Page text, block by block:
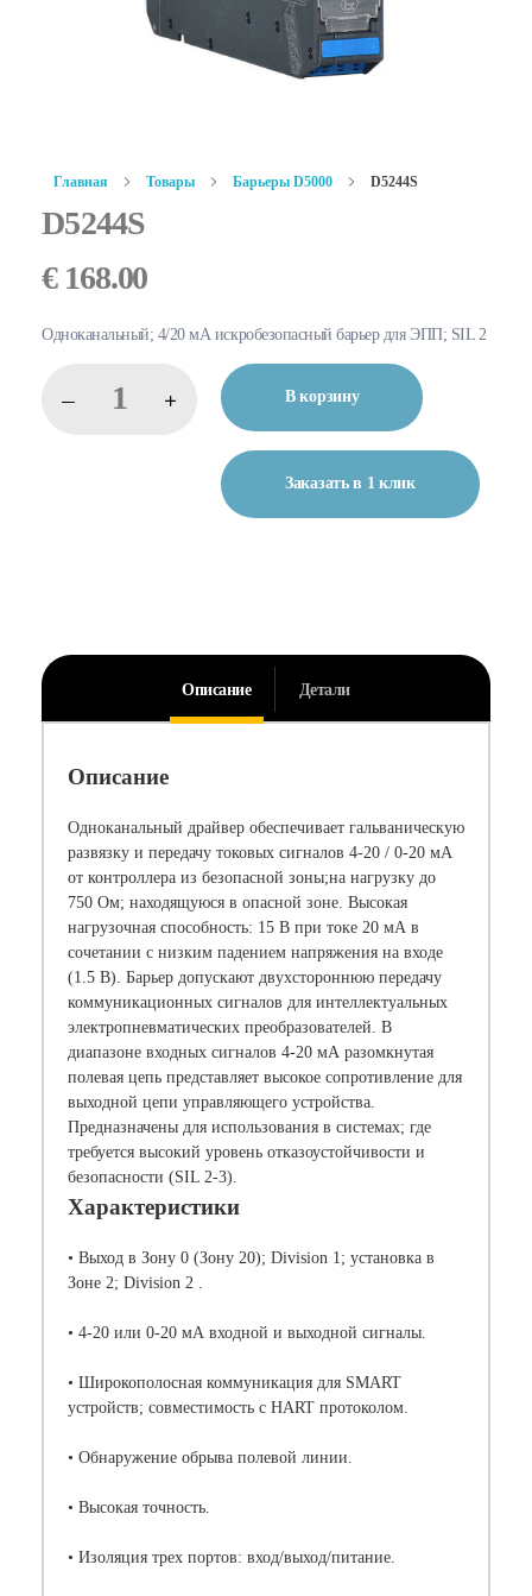
Главная Товары Барьеры D5000 D5244S
D5244S
€168.00
Одноканальный; 4/20 мА искробезопасный барьер для ЭПП; SIL 2
В корзину
Заказать в 1 клик
Описание Детали
Описание
Одноканальный драйвер обеспечивает гальваническую
развязку и передачу токовых сигналов 4-20 / 0-20 мА
от контроллера из безопасной зоны;на нагрузку до
750 Ом; находящуюся в опасной зоне. Высокая
нагрузочная способность: 15 В при токе 20 мА в
сочетании с низким падением напряжения на входе
(1.5 В). Барьер допускают двухстороннюю передачу
коммуникационных сигналов для интеллектуальных
электропневматических преобразователей. В
диапазоне входных сигналов 4-20 мА разомкнутая
полевая цепь представляет высокое сопротивление для
выходной цепи управляющего устройства.
Предназначены для использования в системах; где
требуется высокий уровень отказоустойчивости и
безопасности (SIL 2-3).
Характеристики
• Выход в Зону 0 (Зону 20); Division 1; установка в
Зоне 2; Division 2 .
• 4-20 или 0-20 мА входной и выходной сигналы.
• Широкополосная коммуникация для SMART
устройств; совместимость с HART протоколом.
• Обнаружение обрыва полевой линии.
• Высокая точность.
• Изоляция трех портов: вход/выход/питание.